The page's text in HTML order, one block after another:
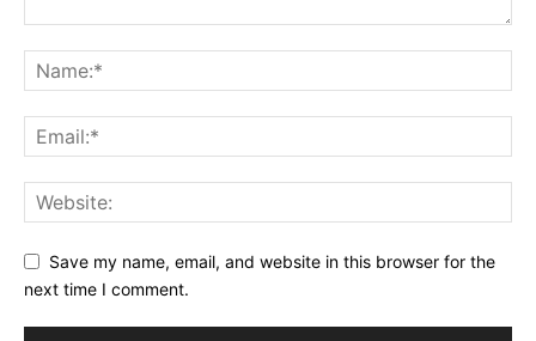
Save my name, email, and website in this browser for the
next time I comment.